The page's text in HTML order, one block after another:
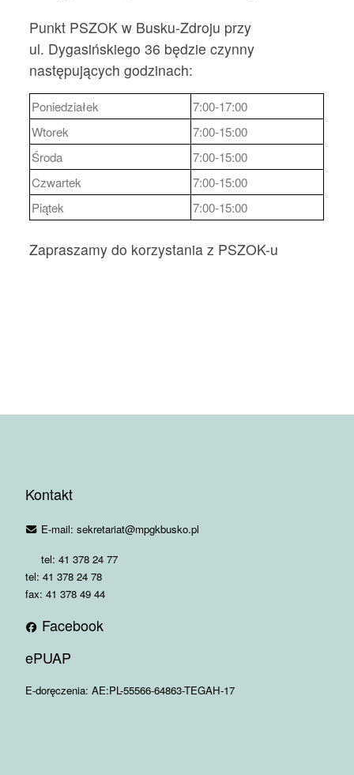
Punkt PSZOK w Busku-Zdroju przy
ul. Dygasińskiego 36 będzie czynny
następujących godzinach:
Poniedziałek
7:00-17:00
Wtorek
7:00-15:00
Środa
7:00-15:00
Czwartek
7:00-15:00
Piątek
7:00-15:00
Zapraszamy do korzystania z PSZOK-u
Kontakt
E-mail: sekretariat@mpgkbusko.pl
tel: 41 378 24 77
tel: 41 378 24 78
fax: 41 378 49 44
Facebook
ePUAP
E-doręczenia: AE:PL-55566-64863-TEGAH-17